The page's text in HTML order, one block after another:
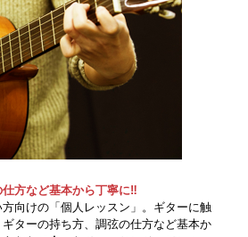
方など基本から丁寧に‼
向けの「個人レッスン」。ギターに触
ターの持ち方、調弦の仕方など基本か